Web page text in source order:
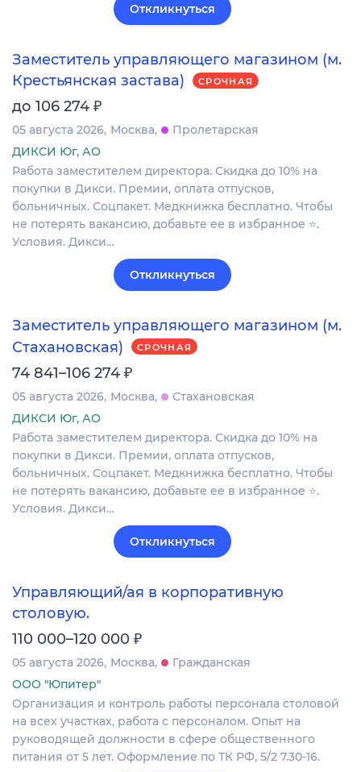
Откликнуться
Заместитель управляющего магазином (м.
Крестьянская застава)
СРОЧНАЯ
до 106 274 ₽
05 августа 2026 Москва
Пролетарская
ДИКСИ Юг, АО
Работа заместителем директора. Скидка до 10% на
покупки в Дикси. Премии, оплата отпусков,
больничных. Соцпакет. Медкнижка бесплатно. Чтобы
не потерять вакансию, добавьте ее в избранное ⭐.
Условия. Дикси…
Откликнуться
Заместитель управляющего магазином (м.
Стахановская)
СРОЧНАЯ
74 841–106 274 ₽
05 августа 2026 Москва
Стахановская
ДИКСИ Юг, АО
Работа заместителем директора. Скидка до 10% на
покупки в Дикси. Премии, оплата отпусков,
больничных. Соцпакет. Медкнижка бесплатно. Чтобы
не потерять вакансию, добавьте ее в избранное ⭐.
Условия. Дикси…
Откликнуться
Управляющий/ая в корпоративную
столовую.
110 000–120 000 ₽
05 августа 2026 Москва
Гражданская
ООО "Юпитер"
Организация и контроль работы персонала столовой
на всех участках, работа с персоналом. Опыт на
руководящей должности в сфере общественного
питания от 5 лет. Оформление по ТК РФ, 5/2 7.30-16.